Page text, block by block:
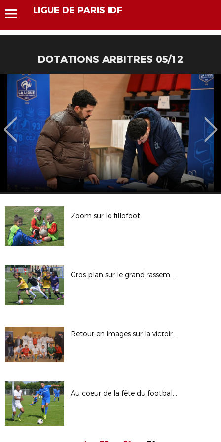
LIGUE DE PARIS IDF
DOTATIONS ARBITRES 05/12
Zoom sur le fillofoot
Gros plan sur le grand rassemblement fillofoot
Retour en images sur la victoire de Torcy
Au coeur de la fête du football ultra-marin, le sacre de l'US Nett en images